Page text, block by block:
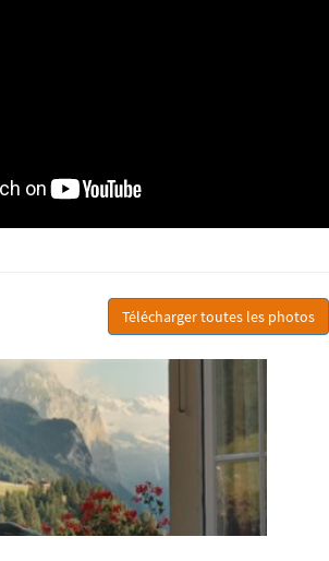
Télécharger toutes les photos